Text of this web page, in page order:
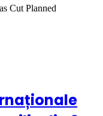
Cut Planned